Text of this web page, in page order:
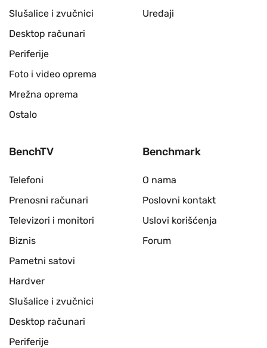
Slušalice i zvučnici
Desktop računari
Periferije
Foto i video oprema
Mrežna oprema
Ostalo
Uređaji
BenchTV
Telefoni
Prenosni računari
Televizori i monitori
Biznis
Pametni satovi
Hardver
Slušalice i zvučnici
Desktop računari
Periferije
Benchmark
O nama
Poslovni kontakt
Uslovi korišćenja
Forum